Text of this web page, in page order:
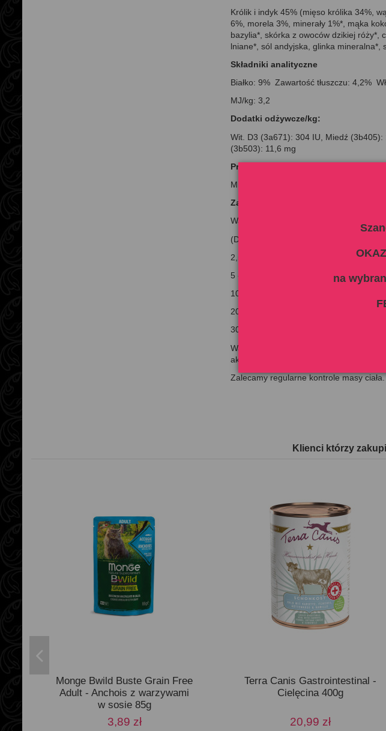
Królik i indyk 45% (mięso królika 34%,
6%, morela 3%, minerały 1%*, mąka
bazylia*, skórka z owoców dzikiej róży*,
lniane*, sól andyjska, glinka mineralna*,
Składniki analityczne
Białko: 9% Zawartość tłuszczu: 4,2%
MJ/kg: 3,2
Dodatki odżywcze/kg:
Wit. D3 (3a671): 304 IU, Miedź
(3b503): 11,6 mg
Proporcje:
Mięso : Warzywa/Owoce/Zioła : Inne
Zalecane dawkowanie:
Waga psa - zalecana porcja karmy/dzień:
(Dorosły pies o normalnej wadze)
2,5 - 5 kg
5 - 10 kg
10 - 20 kg
20 - 30 kg
30 - 40 kg
Wartości przybliżone, które należy
aktywności, rasy, metabolizmu, pory
Zalecamy regularne kontrole masy ciała.
Klienci którzy
Monge Bwild Buste Grain Free
Adult - Anchois z warzywami
w sosie 85g
3,89 zł
Terra Canis Gastrointestinal -
Cielęcina 400g
20,99 zł
na